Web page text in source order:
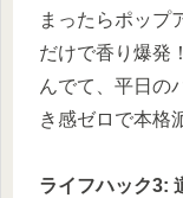
まったらポップ
だけで香り爆発
んでて、平日の
き感ゼロで本格
ライフハック3: